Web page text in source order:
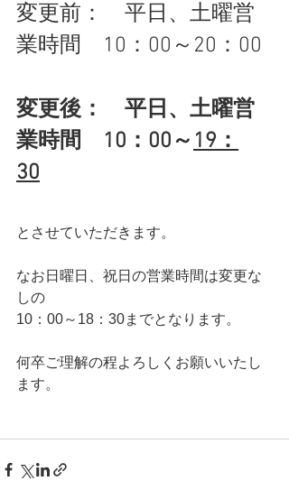
変更前：　平日、土曜営
業時間　10：00～20：00
変更後：　平日、土曜営
業時間　10：00～ 19：
30
とさせていただきます。
なお日曜日、祝日の営業時間は変更な
しの
10：00～18：30までとなります。
何卒ご理解の程よろしくお願いいたし
ます。